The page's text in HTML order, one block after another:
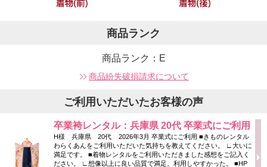
商品ランク
商品ランク：E
商品紛失破損請求について
ご利用いただいたお客様の声
卒業袴レンタル：兵庫県 20代 卒業式にご利用
H様 兵庫県 20代 2026年3月 卒業式にご利用 ■きものレンタル
わらくあんをご利用いただいた気持ちを教えてください。 ∟大いに
満足です。 ■着物レンタルをご利用いただきました感想をご記入く
ださい。 ∟想像以上に良い品質で満足。利用しやすかった。 ■HP